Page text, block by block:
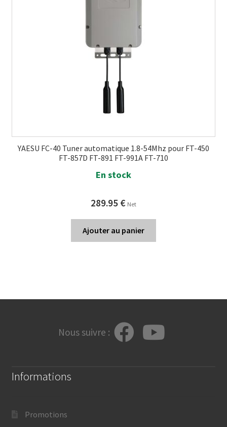
YAESU FC-40 Tuner automatique 1.8-54Mhz pour FT-450
FT-857D FT-891 FT-991A FT-710
En stock
289.95 € Net
Ajouter au panier
Nous suivre :
Informations
Promotions